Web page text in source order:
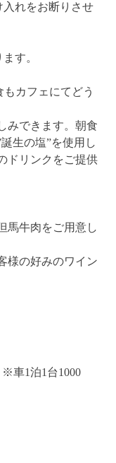
れをお断りさせ
す。
カフェにてどう
みできます。朝食
生の塩”を使用し
ドリンクをご提供
馬牛肉をご用意し
様の好みのワイン
車1泊1台1000